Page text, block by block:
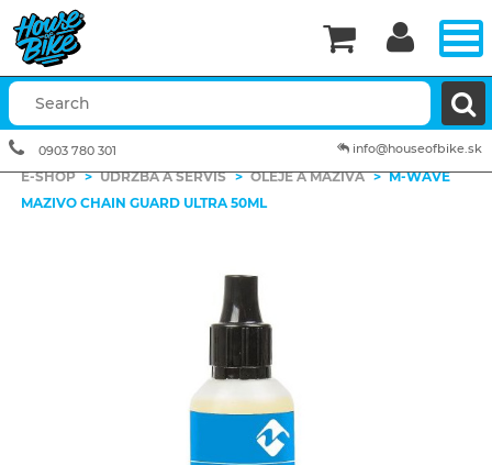
E-SHOP > ÚDRŽBA A SERVIS > OLEJE A MAZIVÁ > M-WAVE
MAZIVO CHAIN GUARD ULTRA 50ML


info@houseofbike.sk
0903 780 301